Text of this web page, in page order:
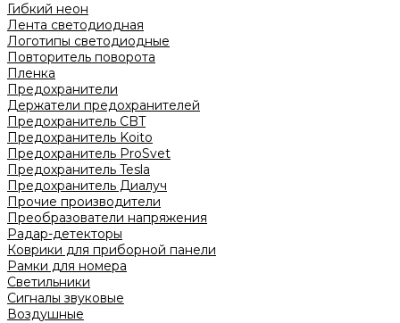
Гибкий неон
Лента светодиодная
Логотипы светодиодные
Повторитель поворота
Пленка
Предохранители
Держатели предохранителей
Предохранитель CBT
Предохранитель Koito
Предохранитель ProSvet
Предохранитель Tesla
Предохранитель Диалуч
Прочие производители
Преобразователи напряжения
Радар-детекторы
Коврики для приборной панели
Рамки для номера
Светильники
Сигналы звуковые
Воздушные